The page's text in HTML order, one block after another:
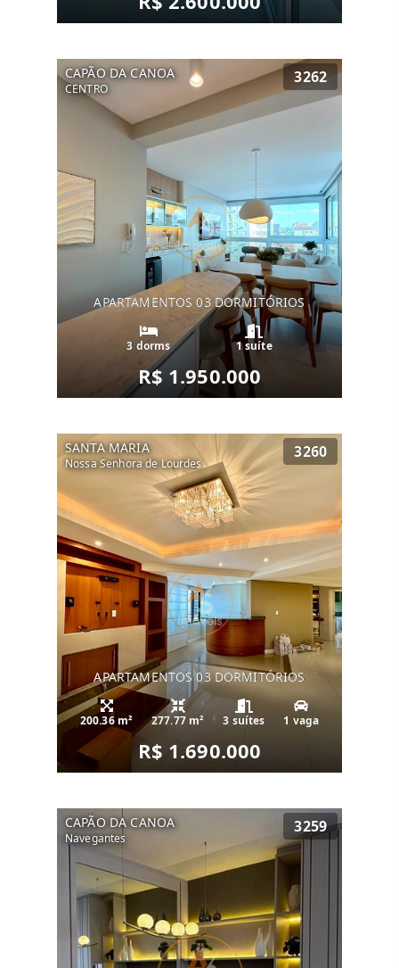
CAPÃO DA CANOA
CENTRO
3262
APARTAMENTOS 03 DORMITÓRIOS
3 dorms 1 suíte
R$ 1.950.000
SANTA MARIA
Nossa Senhora de Lourdes
3260
APARTAMENTOS 03 DORMITÓRIOS
200.36 m² 277.77 m² 3 suítes 1 vaga
R$ 1.690.000
CAPÃO DA CANOA
Navegantes
3259